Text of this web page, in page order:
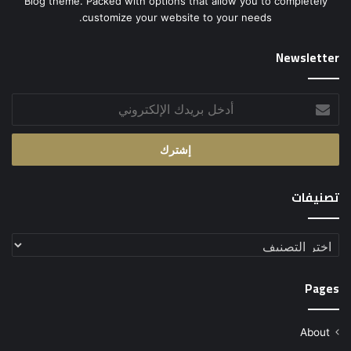
customize your website to your needs.
Newsletter
بريدك
الإلكتروني
تصنيفات
تصنيفات
Pages
About